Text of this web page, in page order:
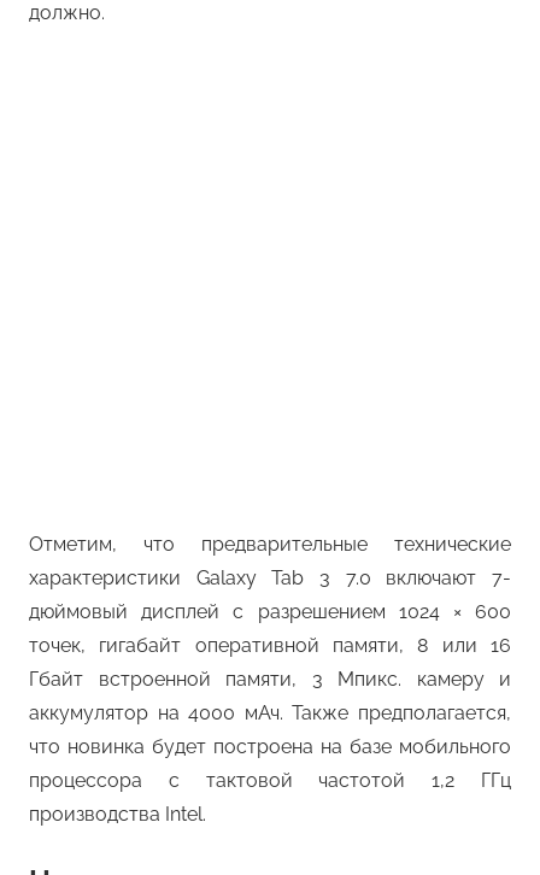
должно.
Отметим, что предварительные технические
характеристики Galaxy Tab 3 7.0 включают 7-
дюймовый дисплей с разрешением 1024 × 600
точек, гигабайт оперативной памяти, 8 или 16
Гбайт встроенной памяти, 3 Мпикс. камеру и
аккумулятор на 4000 мАч. Также предполагается,
что новинка будет построена на базе мобильного
процессора с тактовой частотой 1,2 ГГц
производства Intel.